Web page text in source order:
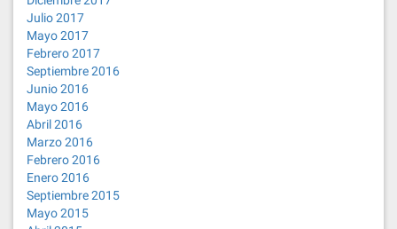
Julio 2017
Mayo 2017
Febrero 2017
Septiembre 2016
Junio 2016
Mayo 2016
Abril 2016
Marzo 2016
Febrero 2016
Enero 2016
Septiembre 2015
Mayo 2015